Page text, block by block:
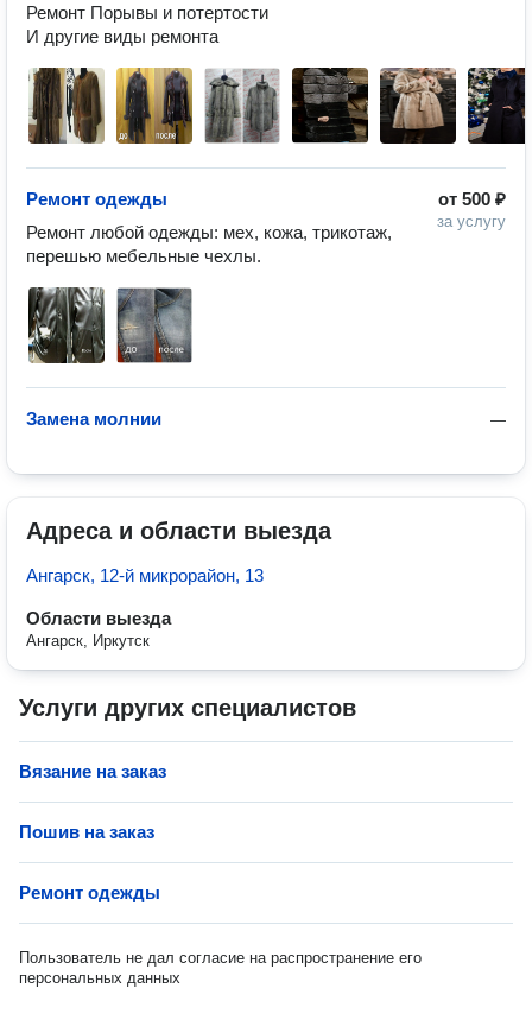
Ремонт Порывы и потертости
И другие виды ремонта
от 500 ₽
за услугу
Ремонт одежды
Ремонт любой одежды: мех, кожа, трикотаж,
перешью мебельные чехлы.
—
Замена молнии
Адреса и области выезда
Ангарск, 12-й микрорайон, 13
Области выезда
Ангарск, Иркутск
Услуги других специалистов
Вязание на заказ
Пошив на заказ
Ремонт одежды
Пользователь не дал согласие на распространение его
персональных данных